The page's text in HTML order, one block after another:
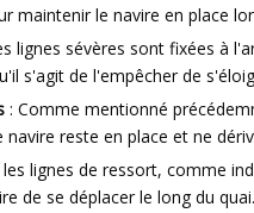
maintenir le navire en place
lignes sévères sont fixées à
s'agit de l'empêcher de
: Comme mentionné
navire reste en place et ne
les lignes de ressort, comme
de se déplacer le long du quai.